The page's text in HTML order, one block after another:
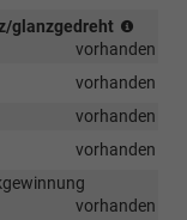
glanzgedreht
215/
vorhanden
vorhanden
vorhanden
vorhanden
vorhanden